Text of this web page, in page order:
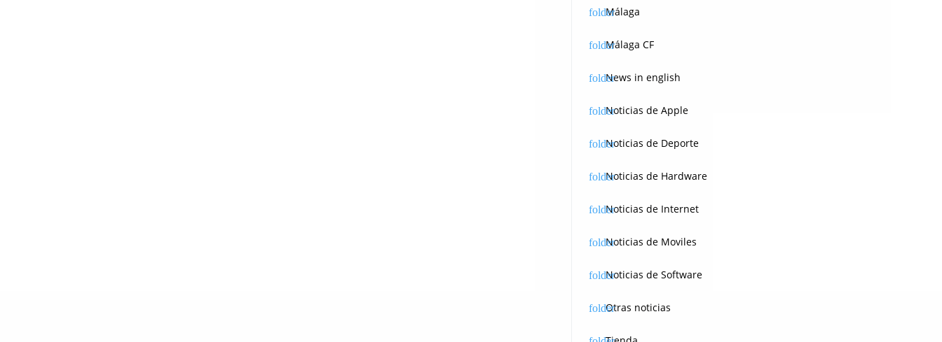
Málaga
Málaga CF
News in english
Noticias de Apple
Noticias de Deporte
Noticias de Hardware
Noticias de Internet
Noticias de Moviles
Noticias de Software
Otras noticias